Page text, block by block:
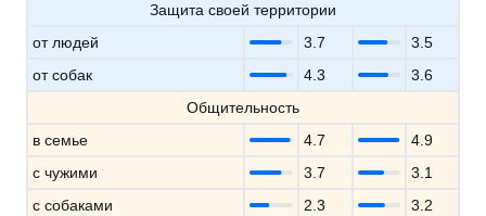
Защита своей территории
от людей
3.7
3.5
от собак
4.3
3.6
Общительность
в семье
4.7
4.9
с чужими
3.7
3.1
с собаками
2.3
3.2